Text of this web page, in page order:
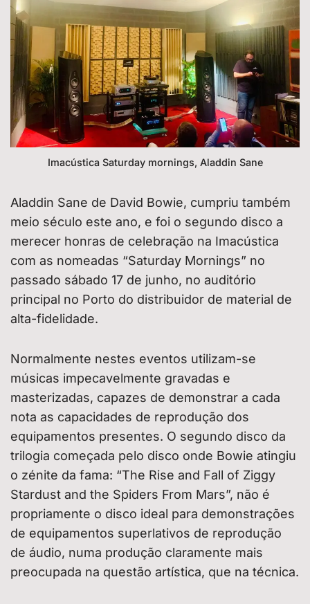
Imacústica Saturday mornings, Aladdin Sane
Aladdin Sane de David Bowie, cumpriu também
meio século este ano, e foi o segundo disco a
merecer honras de celebração na Imacústica
com as nomeadas “Saturday Mornings” no
passado sábado 17 de junho, no auditório
principal no Porto do distribuidor de material de
alta-fidelidade.
Normalmente nestes eventos utilizam-se
músicas impecavelmente gravadas e
masterizadas, capazes de demonstrar a cada
nota as capacidades de reprodução dos
equipamentos presentes. O segundo disco da
trilogia começada pelo disco onde Bowie atingiu
o zénite da fama: “The Rise and Fall of Ziggy
Stardust and the Spiders From Mars”, não é
propriamente o disco ideal para demonstrações
de equipamentos superlativos de reprodução
de áudio, numa produção claramente mais
preocupada na questão artística, que na técnica.